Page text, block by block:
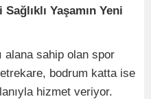
Yaşamın Yeni
alana sahip olan spor
bodrum katta ise
hizmet veriyor.